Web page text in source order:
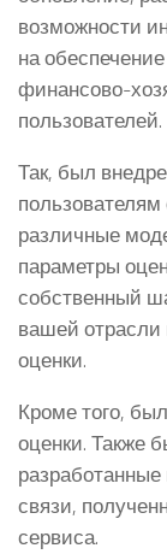
возможности
на
финансово-
пользователей.
Так, был
различные
параметры
собственный
вашей отрасли
оценки.
Кроме того,
оценки. Также
разработанные
связи,
сервиса.